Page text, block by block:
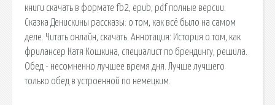
книги скачать в формате fb2, epub, pdf полные версии.
Сказка Денискины рассказы: о том, как всё было на самом
деле. Читать онлайн, скачать. Аннотация: История о том, как
фрилансер Катя Кошкина, специалиcт по брендингу, решила.
Обед - несомненно лучшее время дня. Лучше лучшего
только обед в устроенной по немецким.